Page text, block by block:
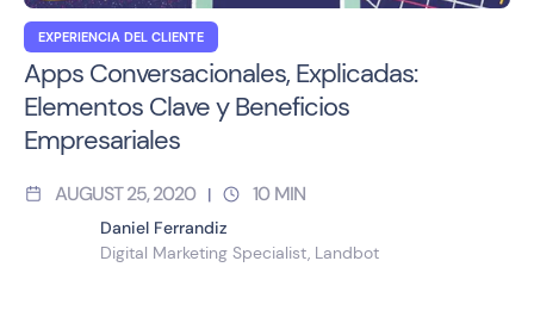
EXPERIENCIA DEL CLIENTE
Apps Conversacionales, Explicadas:
Elementos Clave y Beneficios
Empresariales
AUGUST 25, 2020 | 10 MIN
Daniel Ferrandiz
Digital Marketing Specialist, Landbot